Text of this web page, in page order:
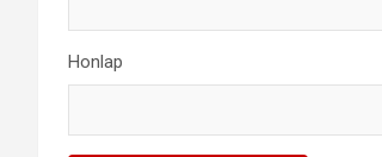
Honlap